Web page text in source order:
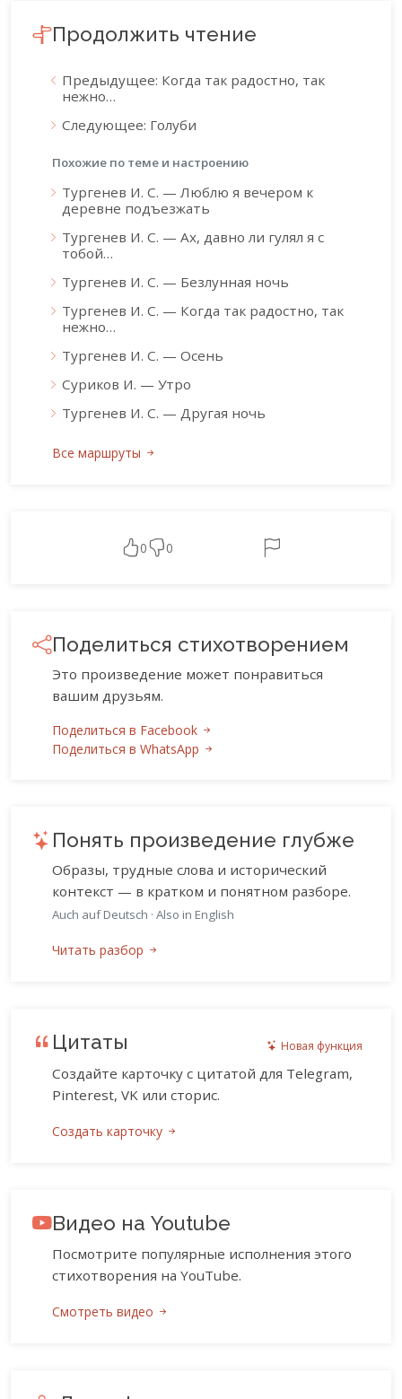
Продолжить чтение
Предыдущее: Когда так радостно, так
нежно…
Следующее: Голуби
Похожие по теме и настроению
Тургенев И. С. — Люблю я вечером к
деревне подъезжать
Тургенев И. С. — Ах, давно ли гулял я с
тобой…
Тургенев И. С. — Безлунная ночь
Тургенев И. С. — Когда так радостно, так
нежно…
Тургенев И. С. — Осень
Суриков И. — Утро
Тургенев И. С. — Другая ночь
Все маршруты
0 0
Поделиться стихотворением
Это произведение может понравиться
вашим друзьям.
Поделиться в Facebook
Поделиться в WhatsApp
Понять произведение глубже
Образы, трудные слова и исторический
контекст — в кратком и понятном разборе.
Auch auf Deutsch · Also in English
Читать разбор
Цитаты Новая функция
Создайте карточку с цитатой для Telegram,
Pinterest, VK или сторис.
Создать карточку
Видео на Youtube
Посмотрите популярные исполнения этого
стихотворения на YouTube.
Смотреть видео